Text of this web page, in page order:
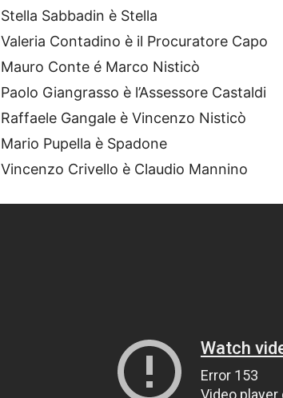
Stella Sabbadin è Stella
Valeria Contadino è il Procuratore Capo
Mauro Conte é Marco Nisticò
Paolo Giangrasso è l’Assessore Castaldi
Raffaele Gangale è Vincenzo Nisticò
Mario Pupella è Spadone
Vincenzo Crivello è Claudio Mannino